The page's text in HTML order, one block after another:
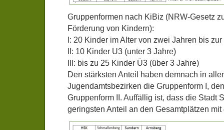
Gruppenformen nach KiBiz (NRW-Gesetz
Förderung von Kindern):
I: 20 Kinder im Alter von zwei Jahren bis
II: 10 Kinder U3 (unter 3 Jahre)
III: bis zu 25 Kinder Ü3 (über 3 Jahre)
Den stärksten Anteil haben demnach in
Jugendamtsbezirken die Gruppenform I,
Gruppenform II. Auffällig ist, dass die Stadt
geringsten Anteil an den Gesamtplätzen